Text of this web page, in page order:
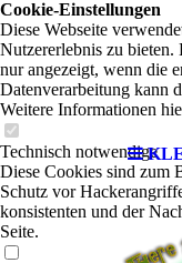
Cookie-Einstellungen
Diese Webseite
Nutzererlebnis zu
nur angezeigt, wenn die
Datenverarbeitung kann
Weitere Informationen
Technisch notwendige
Diese Cookies sind zum
Schutz vor
konsistenten und der
Seite.